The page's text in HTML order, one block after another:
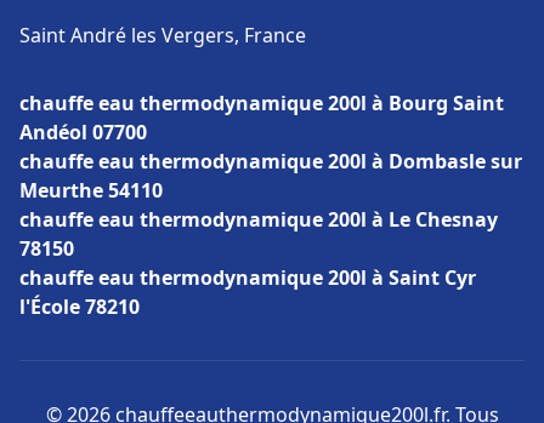
Saint André les Vergers, France
chauffe eau thermodynamique 200l à Bourg Saint
Andéol 07700
chauffe eau thermodynamique 200l à Dombasle sur
Meurthe 54110
chauffe eau thermodynamique 200l à Le Chesnay
78150
chauffe eau thermodynamique 200l à Saint Cyr
l'École 78210
© 2026 chauffeeauthermodynamique200l.fr. Tous